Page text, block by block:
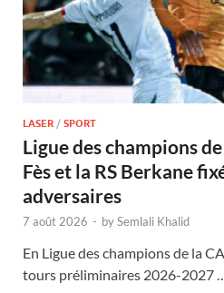
LASER / SPORT
Ligue des champions
Fès et la RS Berkane
adversaires
7 août 2026 - bySemlali Khalid
En Ligue des champions de la
tours préliminaires 2026-2027